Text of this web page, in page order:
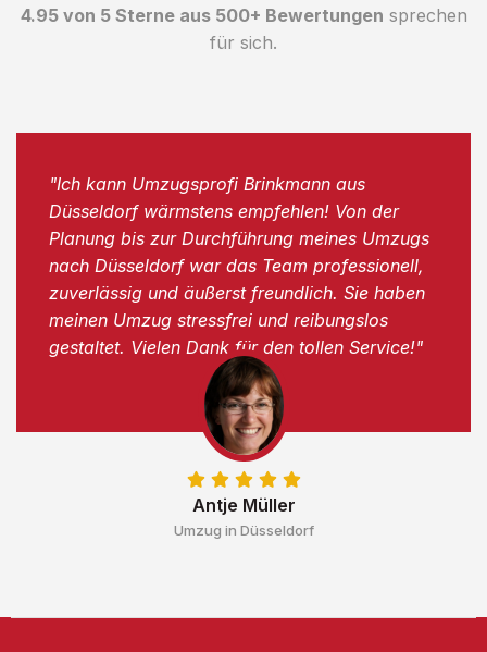
4.95 von 5 Sterne aus 500+ Bewertungen sprechen
für sich.
Antje Müller
Umzug in Düsseldorf
"Ich kann Umzugsprofi Brinkmann aus
Düsseldorf wärmstens empfehlen! Von der
Planung bis zur Durchführung meines Umzugs
nach Düsseldorf war das Team professionell,
zuverlässig und äußerst freundlich. Sie haben
meinen Umzug stressfrei und reibungslos
gestaltet. Vielen Dank für den tollen Service!"